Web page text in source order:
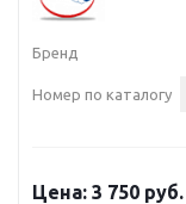
Бренд
Номер по каталогу
3 750 руб.